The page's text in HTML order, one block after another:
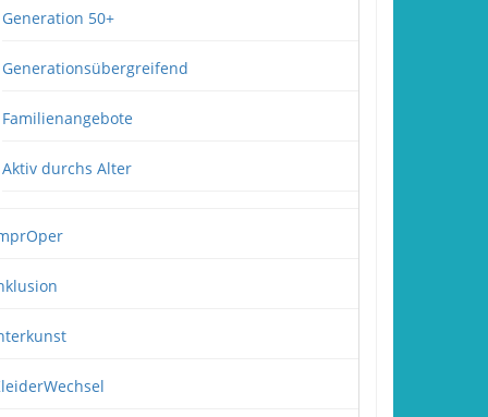
Generation 50+
Generationsübergreifend
Familienangebote
Aktiv durchs Alter